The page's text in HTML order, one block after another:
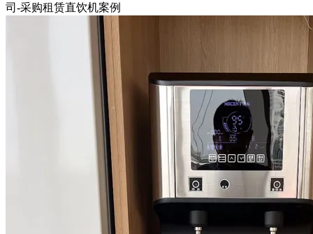
司-采购租赁直饮机案例